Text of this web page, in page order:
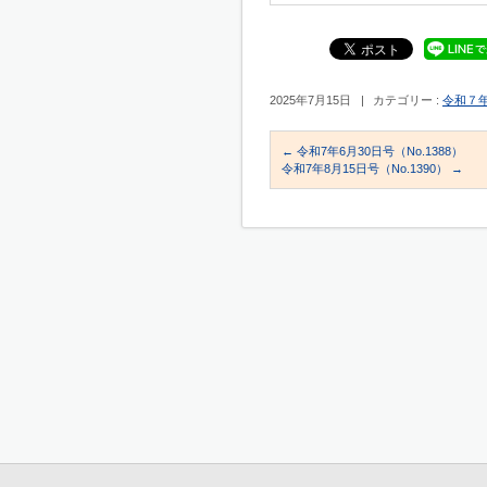
2025年7月15日 | カテゴリー : 令和７
← 令和7年6月30日号（No.1388）
令和7年8月15日号（No.1390）
→